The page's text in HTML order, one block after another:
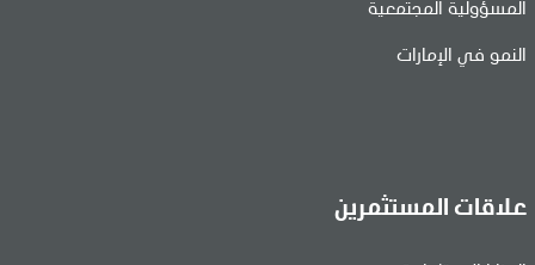
المسؤولية المجتمعية
النمو في الإمارات
علاقات المستثمرين